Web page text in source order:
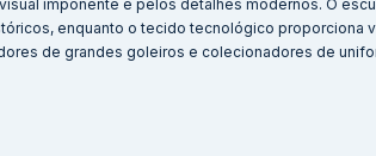
imponente e pelos detalhes modernos. O
enquanto o tecido tecnológico proporciona
de grandes goleiros e colecionadores de